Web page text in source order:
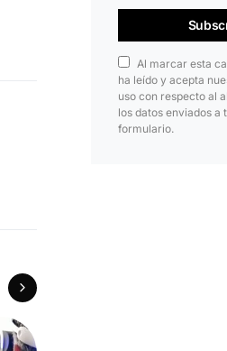
Al marcar esta
ha leído y acepta
uso con respecto al
los datos enviados a
formulario.